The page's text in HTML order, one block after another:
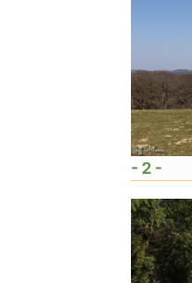
- 2 -